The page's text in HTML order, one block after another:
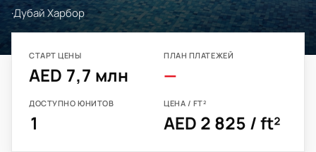
·Дубай Харбор
СТАРТ ЦЕНЫ
AED 7,7 млн
ПЛАН ПЛАТЕЖЕЙ
—
ДОСТУПНО ЮНИТОВ
1
ЦЕНА / FT²
AED 2 825 / ft²